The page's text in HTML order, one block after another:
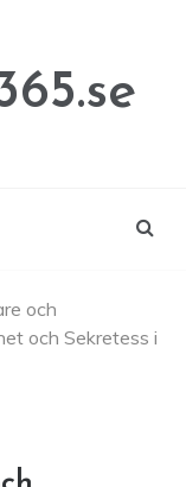
och
och Sekretess i